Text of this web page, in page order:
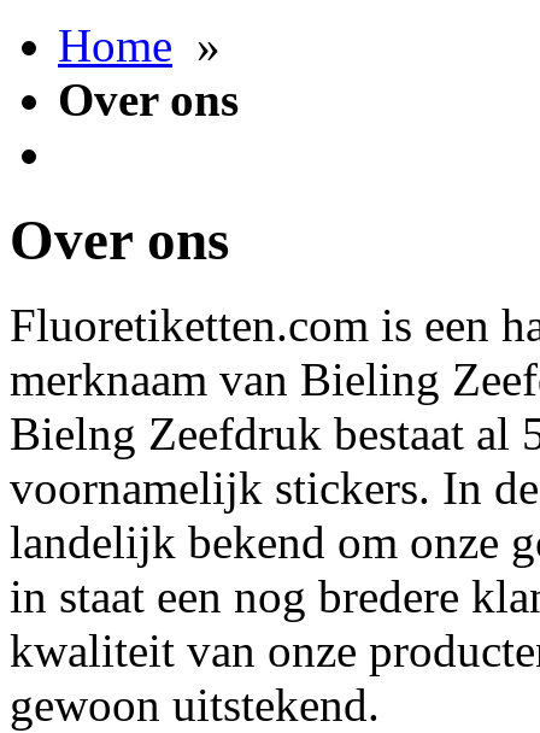
Home »
Over ons
Over ons
Fluoretiketten.com is een
merknaam van Bieling
Bielng Zeefdruk bestaat al
voornamelijk stickers. In
landelijk bekend om onze
in staat een nog bredere
kwaliteit van onze
gewoon uitstekend.